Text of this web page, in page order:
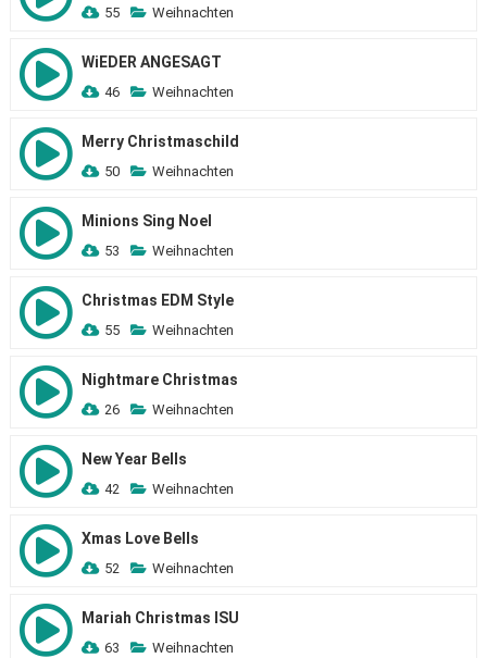
55 Weihnachten
WiEDER ANGESAGT
46 Weihnachten
Merry Christmaschild
50 Weihnachten
Minions Sing Noel
53 Weihnachten
Christmas EDM Style
55 Weihnachten
Nightmare Christmas
26 Weihnachten
New Year Bells
42 Weihnachten
Xmas Love Bells
52 Weihnachten
Mariah Christmas ISU
63 Weihnachten